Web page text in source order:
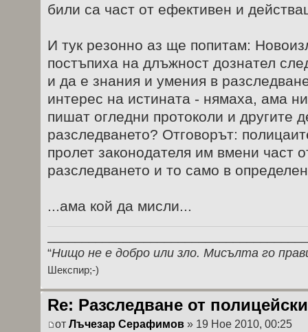
били са част от ефективен и
И тук резонно аз ще попитам:
постъпиха на длъжност дознател
и да е знания и умения в
интерес на истината - нямаха, ама
пишат огледни протоколи и другите
разследването? Отговорът:
пролет законодателя им вмени част
разследването и то само в
...ама кой да мисли...
“Нищо не е добро или зло. Мисълта го
Шекспир;-)
Re: Разследване от
от Лъчезар Серафимов » 19 Ное 2010, 00:25